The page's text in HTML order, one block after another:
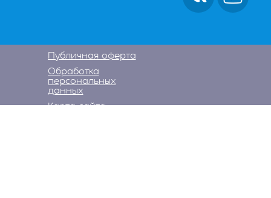
Публичная оферта
Обработка
персональных
данных
Карта сайта